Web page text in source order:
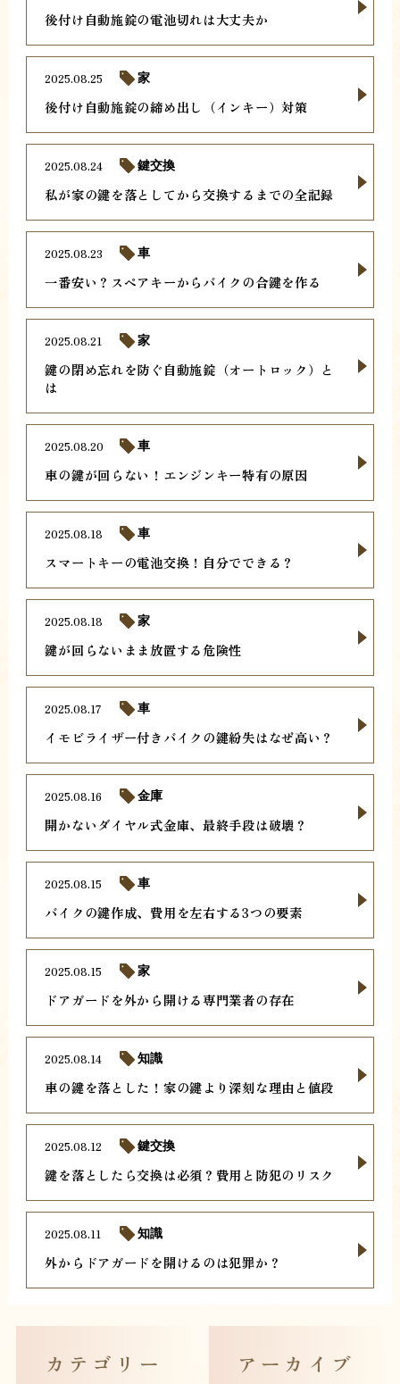
後付け自動施錠の電池切れは大丈夫か
後付け自動施錠の締め出し（インキー）対策
2025.08.25 家
私が家の鍵を落としてから交換するまでの全記録
2025.08.24 鍵交換
一番安い？スペアキーからバイクの合鍵を作る
2025.08.23 車
鍵の閉め忘れを防ぐ自動施錠（オートロック）と
は
2025.08.21 家
車の鍵が回らない！エンジンキー特有の原因
2025.08.20 車
スマートキーの電池交換！自分でできる？
2025.08.18 車
鍵が回らないまま放置する危険性
2025.08.18 家
イモビライザー付きバイクの鍵紛失はなぜ高い？
2025.08.17 車
開かないダイヤル式金庫、最終手段は破壊？
2025.08.16 金庫
バイクの鍵作成、費用を左右する3つの要素
2025.08.15 車
ドアガードを外から開ける専門業者の存在
2025.08.15 家
車の鍵を落とした！家の鍵より深刻な理由と値段
2025.08.14 知識
鍵を落としたら交換は必須？費用と防犯のリスク
2025.08.12 鍵交換
外からドアガードを開けるのは犯罪か？
2025.08.11 知識
カテゴリー アーカイブ